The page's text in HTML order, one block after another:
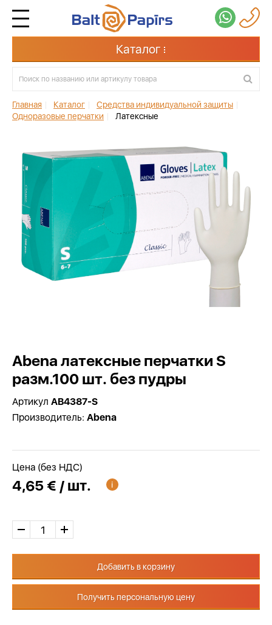
Каталог
Главная Каталог Средства индивидуальной защиты
Одноразовые перчатки
Латексные
Abena латексные перчатки S
разм.100 шт. без пудры
Артикул AB4387-S
Производитель: Abena
Цена (без НДС)
4,65 € / шт.
Добавить в корзину
Получить персональную цену